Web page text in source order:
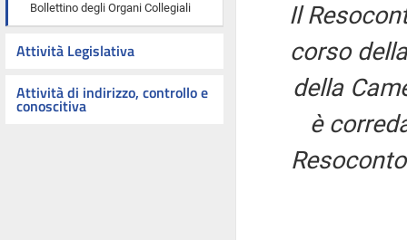
Bollettino degli Organi Collegiali
Attività Legislativa
Attività di indirizzo, controllo e
conoscitiva
Il
corso
della
è